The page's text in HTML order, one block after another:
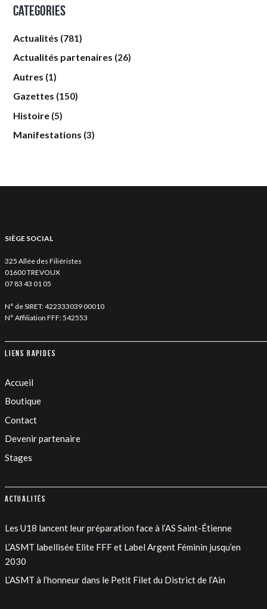
Categories
Actualités (781)
Actualités partenaires (26)
Autres (1)
Gazettes (150)
Histoire (5)
Manifestations (3)
SIÈGE SOCIAL
325 Allée des Filiéristes
01600 TREVOUX
07 83 43 01 05
N° de SIRET: 422333039 00010
N° Affiliation FFF: 542553
Liens rapides
Accueil
Boutique
Contact
Devenir partenaire
Stages
Actualités
Les U18 lancent leur préparation face à l’AS Saint-Étienne
L’ASMT labellisée Elite FFF et Label Argent Féminin jusqu’en
2030
L’ASMT à l’honneur dans le Petit Filet du District de l’Ain